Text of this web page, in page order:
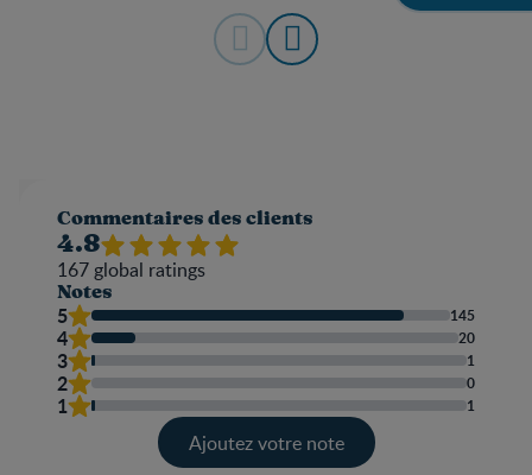
Commentaires des clients
4.8
167 global ratings
Notes
5 145
4 20
3 1
2 0
1 1
Ajoutez votre note